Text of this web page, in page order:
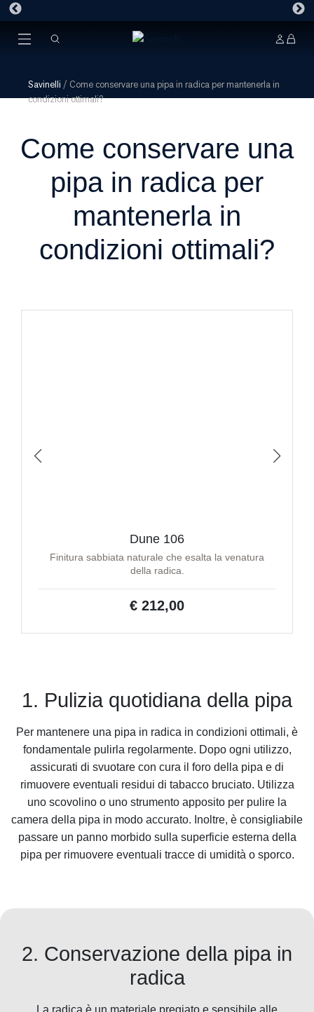
Savinelli / Come conservare una pipa in radica per mantenerla in
condizioni ottimali?
Come conservare una
pipa in radica per
mantenerla in
condizioni ottimali?
Dune 106
Finitura sabbiata naturale che esalta la venatura
della radica.
€ 212,00
1. Pulizia quotidiana della pipa
Per mantenere una pipa in radica in condizioni ottimali, è
fondamentale pulirla regolarmente. Dopo ogni utilizzo,
assicurati di svuotare con cura il foro della pipa e di
rimuovere eventuali residui di tabacco bruciato. Utilizza
uno scovolino o uno strumento apposito per pulire la
camera della pipa in modo accurato. Inoltre, è consigliabile
passare un panno morbido sulla superficie esterna della
pipa per rimuovere eventuali tracce di umidità o sporco.
2. Conservazione della pipa in
radica
La radica è un materiale pregiato e sensibile alle